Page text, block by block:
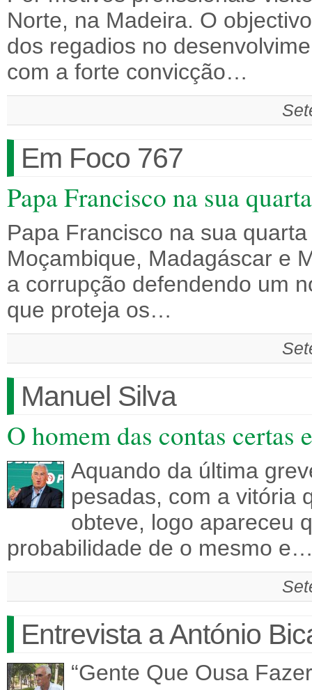
Norte, na Madeira. O
dos regadios no
com a forte convicção…
Em Foco 767
Papa Francisco na sua
Papa Francisco na sua
Moçambique, Madagáscar e
a corrupção defendendo um
que proteja os…
Manuel Silva
O homem das contas certas
Aquando da última
pesadas, com a vitória
obteve, logo apareceu
probabilidade de o mesmo
Entrevista a António
“Gente Que Ousa